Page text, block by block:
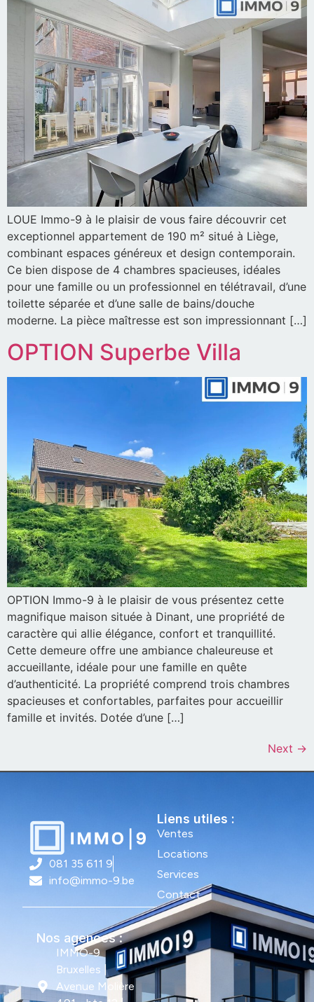
LOUE Immo-9 à le plaisir de vous faire découvrir cet
exceptionnel appartement de 190 m² situé à Liège,
combinant espaces généreux et design contemporain.
Ce bien dispose de 4 chambres spacieuses, idéales
pour une famille ou un professionnel en télétravail, d’une
toilette séparée et d’une salle de bains/douche
moderne. La pièce maîtresse est son impressionnant […]
OPTION Superbe Villa
OPTION Immo-9 à le plaisir de vous présentez cette
magnifique maison située à Dinant, une propriété de
caractère qui allie élégance, confort et tranquillité.
Cette demeure offre une ambiance chaleureuse et
accueillante, idéale pour une famille en quête
d’authenticité. La propriété comprend trois chambres
spacieuses et confortables, parfaites pour accueillir
famille et invités. Dotée d’une […]
Next →
081 35 611 9
info@immo-9.be
Nos agences :
IMMO-9
Bruxelles |
Avenue Molière
Liens utiles :
Ventes
Locations
Services
Contact